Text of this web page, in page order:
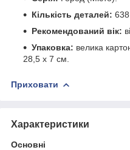
Кількість деталей:
Рекомендований вік:
Упаковка: велика
28,5 х 7 см.
Приховати
Характеристики
Основні